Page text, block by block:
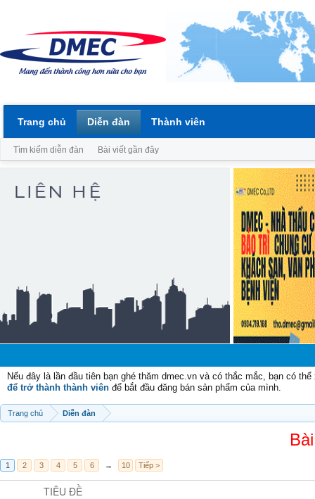
Nếu đây là lần đầu tiên bạn ghé thăm dmec.vn và có thắc mắc, bạn có
để trở thành thành viên để bắt đầu đăng bán sản phẩm của mình.
Trang chủ Diễn đàn
1 2 3 4 5 6 → 10 Tiếp >
TIÊU ĐỀ
Trang chủ Diễn đàn
Tìm kiếm diễn đàn Bài viết gần đây
Thành viên